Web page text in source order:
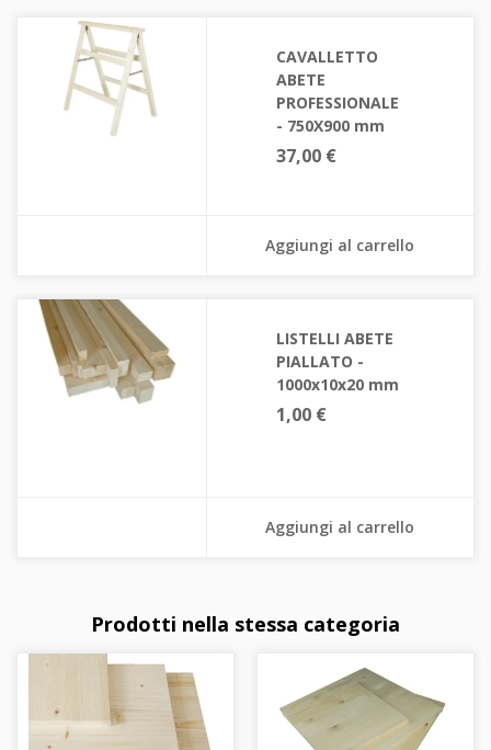
CAVALLETTO
ABETE
PROFESSIONALE
- 750X900 mm
37,00 €
Aggiungi al carrello
LISTELLI ABETE
PIALLATO -
1000x10x20 mm
1,00 €
Aggiungi al carrello
Prodotti nella stessa categoria